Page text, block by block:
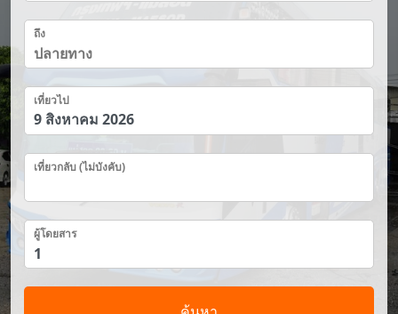
ถึง
เที่ยวไป
เที่ยวกลับ (ไม่บังคับ)
ผู้โดยสาร